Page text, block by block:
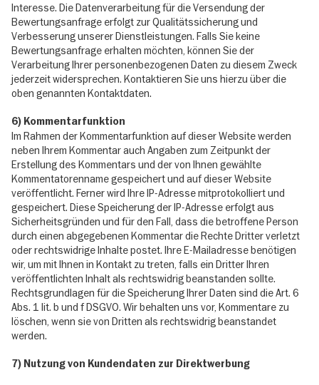
Interesse. Die Datenverarbeitung für die Versendung der
Bewertungsanfrage erfolgt zur Qualitätssicherung und
Verbesserung unserer Dienstleistungen. Falls Sie keine
Bewertungsanfrage erhalten möchten, können Sie der
Verarbeitung Ihrer personenbezogenen Daten zu diesem Zweck
jederzeit widersprechen. Kontaktieren Sie uns hierzu über die
oben genannten Kontaktdaten.
6) Kommentarfunktion
Im Rahmen der Kommentarfunktion auf dieser Website werden
neben Ihrem Kommentar auch Angaben zum Zeitpunkt der
Erstellung des Kommentars und der von Ihnen gewählte
Kommentatorenname gespeichert und auf dieser Website
veröffentlicht. Ferner wird Ihre IP-Adresse mitprotokolliert und
gespeichert. Diese Speicherung der IP-Adresse erfolgt aus
Sicherheitsgründen und für den Fall, dass die betroffene Person
durch einen abgegebenen Kommentar die Rechte Dritter verletzt
oder rechtswidrige Inhalte postet. Ihre E-Mailadresse benötigen
wir, um mit Ihnen in Kontakt zu treten, falls ein Dritter Ihren
veröffentlichten Inhalt als rechtswidrig beanstanden sollte.
Rechtsgrundlagen für die Speicherung Ihrer Daten sind die Art. 6
Abs. 1 lit. b und f DSGVO. Wir behalten uns vor, Kommentare zu
löschen, wenn sie von Dritten als rechtswidrig beanstandet
werden.
7) Nutzung von Kundendaten zur Direktwerbung